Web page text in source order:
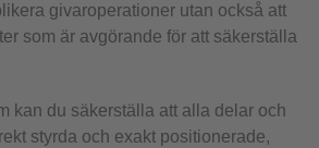
givaroperationer utan också att
som är avgörande för att säkerställa
kan du säkerställa att alla delar och
styrda och exakt positionerade,